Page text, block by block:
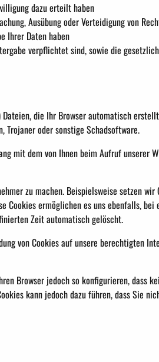
dazu erteilt haben
Ausübung oder Verteidigung von
Ihrer Daten haben
verpflichtet sind, sowie die
die Ihr Browser automatisch
Trojaner oder sonstige Schadsoftware.
mit dem von Ihnen beim Aufruf
zu machen. Beispielsweise setzen
ermöglichen es uns ebenfalls,
Zeit automatisch gelöscht.
von Cookies auf unsere berechtigten
Browser jedoch so konfigurieren,
kann jedoch dazu führen, dass Sie